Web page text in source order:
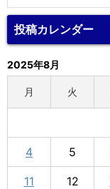
投稿カレンダー
2025年8月
月 火
4 5
11 12